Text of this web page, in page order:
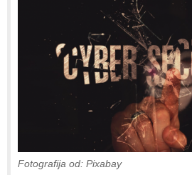
Fotografija od: Pixabay